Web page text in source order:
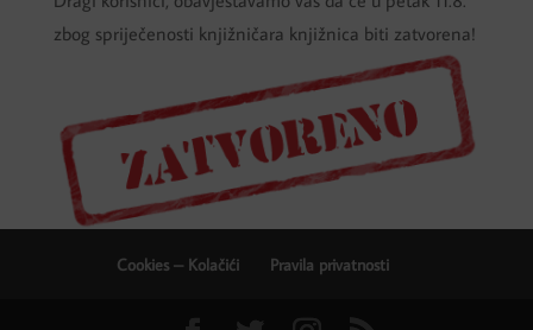
zbog spriječenosti knjižničara knjižnica biti zatvorena!
Cookies – Kolačići Pravila privatnosti